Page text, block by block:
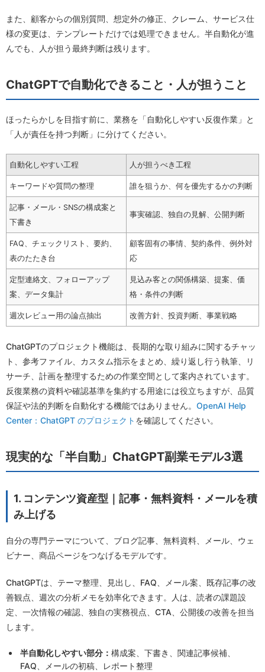
また、顧客からの個別質問、想定外の修正、クレーム、サービス仕
様の変更は、テンプレートだけでは処理できません。半自動化が進
んでも、人が担う最終判断は残ります。
ChatGPTで自動化できること・人が担うこと
ほったらかしを目指す前に、業務を「自動化しやすい反復作業」と
「人が責任を持つ判断」に分けてください。
自動化しやすい工程 人が担うべき工程
キーワードや質問の整理 誰を狙うか、何を優先するかの判断
記事・メール・SNSの構成案と
下書き
事実確認、独自の見解、公開判断
FAQ、チェックリスト、要約、
表のたたき台
顧客固有の事情、契約条件、例外対
応
定型連絡文、フォローアップ
案、データ集計
見込み客との関係構築、提案、価
格・条件の判断
週次レビュー用の論点抽出 改善方針、投資判断、事業戦略
ChatGPTのプロジェクト機能は、長期的な取り組みに関するチャッ
ト、参考ファイル、カスタム指示をまとめ、繰り返し行う執筆、リ
サーチ、計画を整理するための作業空間として案内されています。
反復業務の資料や確認基準を集約する用途には役立ちますが、品質
保証や法的判断を自動化する機能ではありません。 OpenAI Help
Center：ChatGPT のプロジェクト を確認してください。
現実的な「半自動」ChatGPT副業モデル3選
1. コンテンツ資産型｜記事・無料資料・メールを積
み上げる
自分の専門テーマについて、ブログ記事、無料資料、メール、ウェ
ビナー、商品ページをつなげるモデルです。
ChatGPTは、テーマ整理、見出し、FAQ、メール案、既存記事の改
善観点、週次の分析メモを効率化できます。人は、読者の課題設
定、一次情報の確認、独自の実務視点、CTA、公開後の改善を担当
します。
半自動化しやすい部分： 構成案、下書き、関連記事候補、
FAQ、メールの初稿、レポート整理